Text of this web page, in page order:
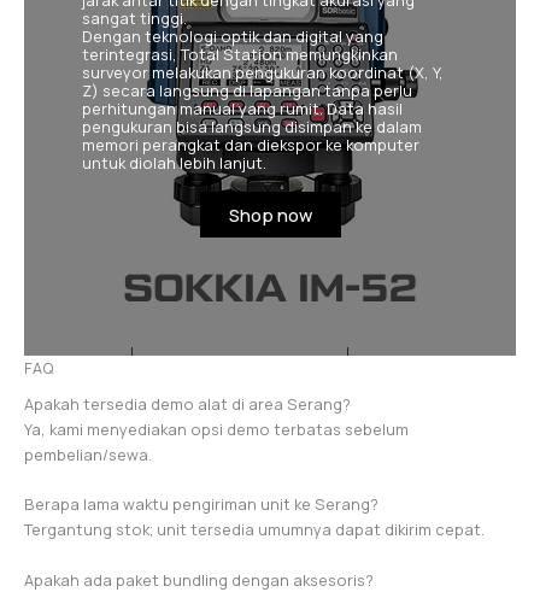
sangat tinggi.
Dengan teknologi optik dan digital yang
terintegrasi, Total Station memungkinkan
surveyor melakukan pengukurankoordinat(X, Y,
Z) secara langsung di lapangan tanpa perlu
perhitungan manual yang rumit. Data hasil
pengukuran bisa langsung disimpan ke dalam
memori perangkat dan diekspor ke komputer
untuk diolah lebih lanjut.
Shop now
FAQ
Apakah tersedia demo alat di area Serang?
Ya, kami menyediakan opsi demo terbatas sebelum
pembelian/sewa.
Berapa lama waktu pengiriman unit ke Serang?
Tergantung stok; unit tersedia umumnya dapat dikirim cepat.
Apakah ada paket bundling dengan aksesoris?